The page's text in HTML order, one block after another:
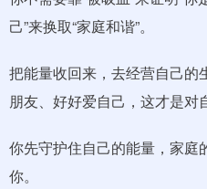
己”来换取“家庭和谐”。
把能量收回来，去经营自己
朋友、好好爱自己，这才是对
你先守护住自己的能量，家庭
你。